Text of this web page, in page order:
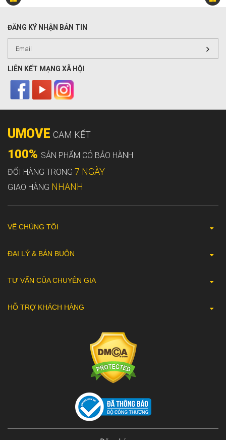
ĐĂNG KÝ NHẬN BẢN TIN
LIÊN KẾT MẠNG XÃ HỘI
UMOVE CAM KẾT
100% SẢN PHẨM CÓ BẢO HÀNH
ĐỔI HÀNG TRONG 7 NGÀY
GIAO HÀNG NHANH
VỀ CHÚNG TÔI
ĐẠI LÝ & BÁN BUÔN
TƯ VẤN CỦA CHUYÊN GIA
HỖ TRỢ KHÁCH HÀNG